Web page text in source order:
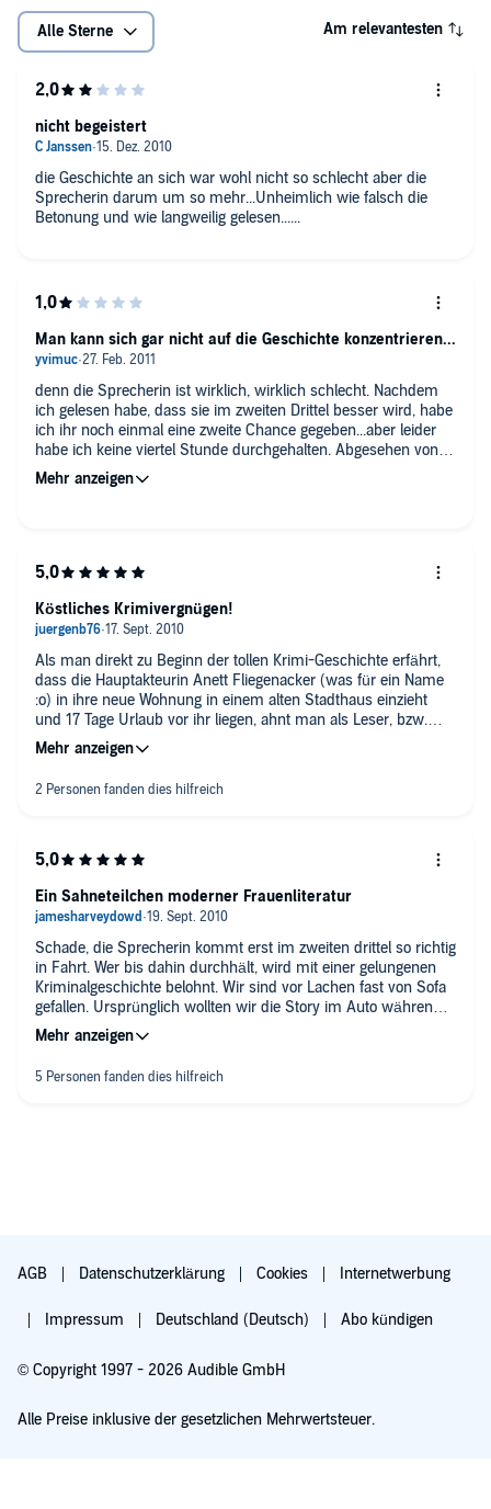
Alle Sterne Am relevantesten
die Geschichte an sich war wohl nicht so schlecht aber die
Sprecherin darum um so mehr...Unheimlich wie falsch die
Betonung und wie langweilig gelesen......
nicht begeistert
denn die Sprecherin ist wirklich, wirklich schlecht. Nachdem
ich gelesen habe, dass sie im zweiten Drittel besser wird, habe
ich ihr noch einmal eine zweite Chance gegeben...aber leider
habe ich keine viertel Stunde durchgehalten. Abgesehen von
der treffsicher falschen Betonung...am liebsten möchte man
sie zu einer Atemtherapie schicken. Ich möchte niemandem
Man kann sich gar nicht auf die Geschichte konzentrieren...
Als man direkt zu Beginn der tollen Krimi-Geschichte erfährt,
dass die Hauptakteurin Anett Fliegenacker (was für ein Name
:o) in ihre neue Wohnung in einem alten Stadthaus einzieht
und 17 Tage Urlaub vor ihr liegen, ahnt man als Leser, bzw.
Hörer bereits, dass ihr eine turbulente Zeit bevorsteht und das
Haus irgendein spannendes Geheimnis birgt. Und: Ich wurde
nicht enttäuscht!
Auf spannende Weise gelingt es der Autorin, über die gesamte
untermalt.
Köstliches Krimivergnügen!
Schade, die Sprecherin kommt erst im zweiten drittel so richtig
in Fahrt. Wer bis dahin durchhält, wird mit einer gelungenen
Kriminalgeschichte belohnt. Wir sind vor Lachen fast von Sofa
gefallen. Ursprünglich wollten wir die Story im Auto während
der Fahrt hören, aber da läuft man echt Gefahr, in einer Kurve
geradeaus zu fahren. Da fallen so Sätze wie: "Schweinefleisch
macht blöd, laßt Schweine Leben. Oder waren es die blöden
die man Leben lassen sollte. Intelligent und Mutig! (...) Ein
Ein Sahneteilchen moderner Frauenliteratur
AGB Datenschutzerklärung Cookies Internetwerbung
Impressum Deutschland (Deutsch) Abo kündigen
© Copyright 1997 - 2026 Audible GmbH
Alle Preise inklusive der gesetzlichen Mehrwertsteuer.